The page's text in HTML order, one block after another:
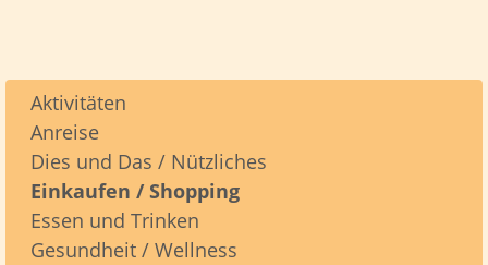
Aktivitäten
Anreise
Dies und Das / Nützliches
Einkaufen / Shopping
Essen und Trinken
Gesundheit / Wellness